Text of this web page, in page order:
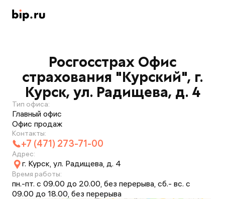
Росгосстрах Офис
страхования "Курский", г.
Курск, ул. Радищева, д. 4
Тип офиса:
Главный офис
Офис продаж
Контакты:
+7 (471) 273-71-00
Адрес:
г. Курск, ул. Радищева, д. 4
Время работы:
пн.-пт. с 09.00 до 20.00, без перерыва, сб.- вс. с
09.00 до 18.00, без перерыва